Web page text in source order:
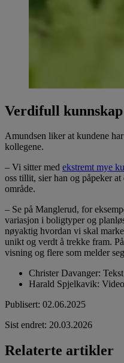
Verdifull kunnskap
Amundsen liker at kundene
kollegene.
– Vi sitter med ekstremt mye
oss tillit, sier han og påpeker
område.
– Se på Manglerud, for
variasjon i boligtyper og
nøyaktig hvordan vi skal
unikt og verdt å trekke fram.
visning og flere som melder
Christer Davanger: Tekst
Harald Spjelkavik: Video
Publisert: 02.06.2025
Sist endret: 20.03.2026
Relaterte artikler